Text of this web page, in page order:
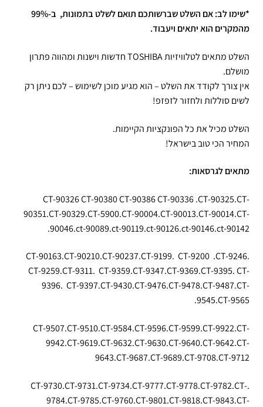
*שימו לב: אם השלט שברשותכם תואם לשלט בתמונות, ב-99%
מהמקרים הוא יתאים ויעבוד.
השלט מתאים לטלוויזיות TOSHIBA חדשות וישנות ומהווה פתרון
מושלם.
אין צורך לקודד את השלט – הוא מגיע מוכן לשימוש – לכם ניתן רק
לשים סוללות ולחזור לזפזפ!
השלט מכיל את כל הפונקציות הקיימות.
המחיר הכי טוב בישראל!
מתאים לגרסאות:
CT-90326 CT-90380 CT-90386 CT-90336 .CT-90325.CT-
90351.CT-90329.CT-5900.CT-90004.CT-90013.CT-90014.CT-
90046.ct-90089.ct-90119.ct-90126.ct-90146.ct-90142.
CT-90163.CT-90210.CT-90237.CT-9199. CT-9200 .CT-9246.
CT-9259.CT-9311. CT-9359.CT-9347.CT-9369.CT-9395. CT-
9396. CT-9397.CT-9430.CT-9476.CT-9478.CT-9487.CT-
9545.CT-9565.
CT-9507.CT-9510.CT-9584.CT-9596.CT-9599.CT-9922.CT-
9942.CT-9619.CT-9632.CT-9630.CT-9640.CT-9642.CT-
9643.CT-9687.CT-9689.CT-9708.CT-9712
.CT-9730.CT-9731.CT-9734.CT-9777.CT-9778.CT-9782.CT-
9784.CT-9785.CT-9760.CT-9801.CT-9818.CT-9843.CT-